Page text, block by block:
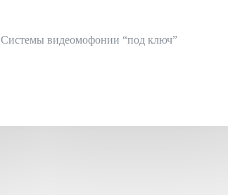
Системы видеомофонии “под ключ”